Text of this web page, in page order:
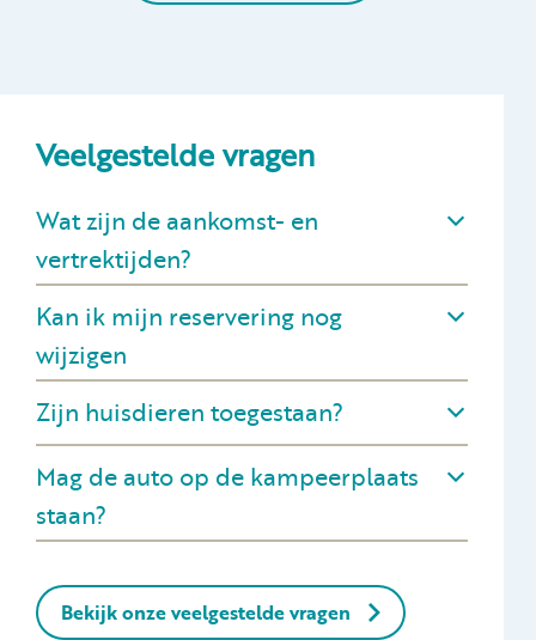
Veelgestelde vragen
Wat zijn de aankomst- en
vertrektijden?
Kan ik mijn reservering nog
wijzigen
Zijn huisdieren toegestaan?
Mag de auto op de kampeerplaats
staan?
Bekijk onze veelgestelde vragen